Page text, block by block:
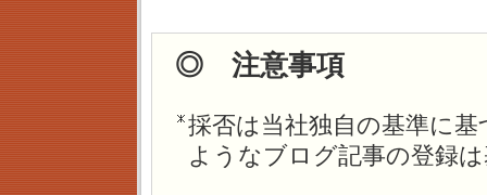
◎ 注意事項
採否は当社独自の基準に
ようなブログ記事の登録